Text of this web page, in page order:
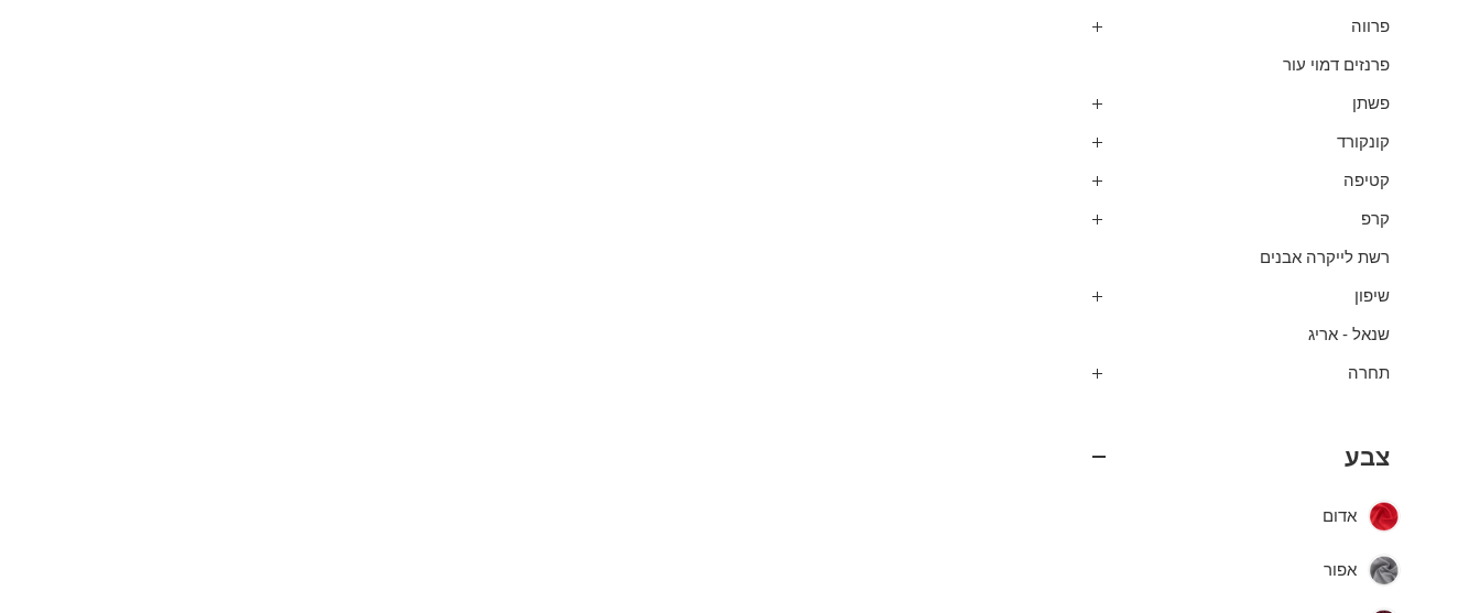
פרווה
פרנזים דמוי עור
פשתן
קונקורד
קטיפה
קרפ
רשת לייקרה אבנים
שיפון
שנאל - אריג
תחרה
צבע
אדום
אפור